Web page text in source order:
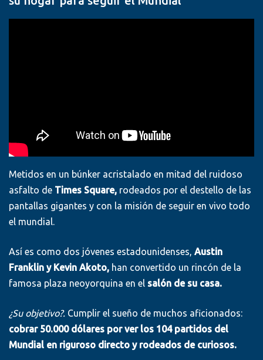
Metidos en un búnker acristalado en mitad del ruidoso
asfalto de Times Square, rodeados por el destello de las
pantallas gigantes y con la misión de seguir en vivo todo
el mundial.
Así es como dos jóvenes estadounidenses, Austin
Franklin y Kevin Akoto, han convertido un rincón de la
famosa plaza neoyorquina en el salón de su casa.
¿Su objetivo?. Cumplir el sueño de muchos aficionados:
cobrar 50.000 dólares por ver los 104 partidos del
Mundial en riguroso directo y rodeados de curiosos.